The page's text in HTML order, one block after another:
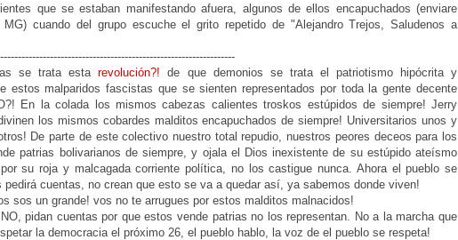
que se estaban manifestando afuera, algunos de ellos encapuchados (enviare
cuando del grupo escuche el grito repetido de "Alejandro Trejos, Saludenos a
se trata estarevolución?! de que demonios se trata el patriotismo hipócrita y
estos malparidos fascistas que se sienten representados por toda la gente decente
En la colada los mismos cabezas calientes troskos estúpidos de siempre! Jerry
los mismos cobardes malditos encapuchados de siempre! Universitarios unos y
De parte de este colectivo nuestro total repudio, nuestros peores deceos para los
patrias bolivarianos de siempre, y ojala el Dios inexistente de su estúpido ateísmo
su roja y malcagada corriente política, no los castigue nunca. Ahora el pueblo se
pedirá cuentas, no crean que esto se va a quedar así, ya sabemos donde viven!
sos un grande! vos no te arrugues por estos malditos malnacidos!
pidan cuentas por que estos vende patrias no los representan. No a la marcha que
la democracia el próximo 26, el pueblo hablo, la voz de el pueblo se respeta!